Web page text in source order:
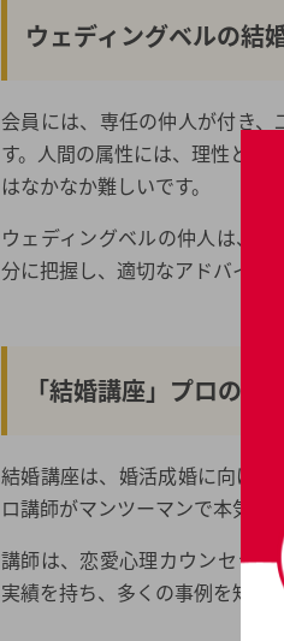
ウェディングベルの結
会員には、専任の仲人が付き
す。人間の属性には、理性と感
はなかなか難しいです。
ウェディングベルの仲人は、
分に把握し、適切なアドバイス
「結婚講座」プロの講
結婚講座は、婚活成婚に向け
ロ講師がマンツーマンで本気の
講師は、恋愛心理カウンセラ
実績を持ち、多くの事例を知る